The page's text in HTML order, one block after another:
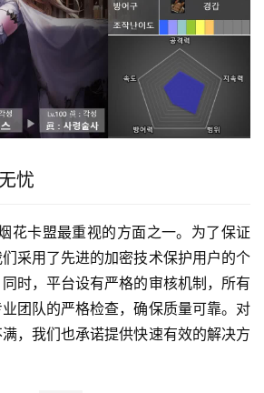
忧
花卡盟最重视的方面之一。为了保证
采用了先进的加密技术保护用户的个
时，平台设有严格的审核机制，所有
业团队的严格检查，确保质量可靠。对
，我们也承诺提供快速有效的解决方